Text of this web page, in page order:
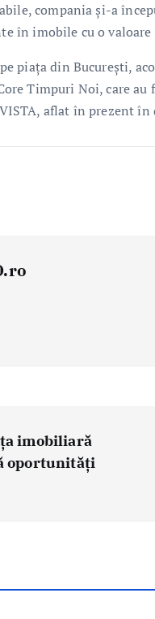
compania și-a
în imobile cu o
piața din București,
Timpuri Noi, care
aflat în prezent
imobiliară
oportunități